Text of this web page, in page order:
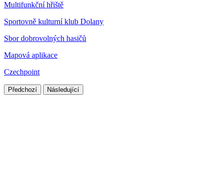
Multifunkční hřiště
Sportovně kulturní klub Dolany
Sbor dobrovolných hasičů
Mapová aplikace
Czechpoint
Předchozí Následující